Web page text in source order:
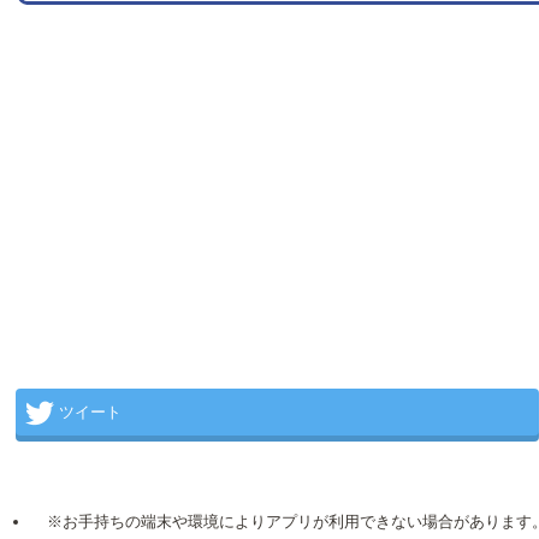
ツイート
※お手持ちの端末や環境によりアプリが利用できない場合があります。